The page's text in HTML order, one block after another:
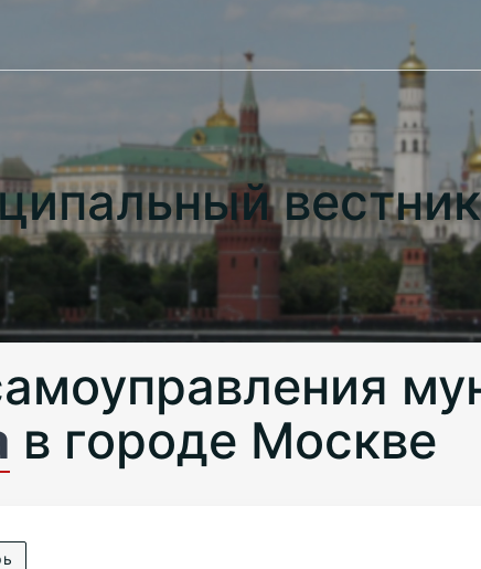
в городе Москве